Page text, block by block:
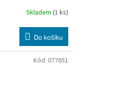
R
M
A
Skladem (1 ks)
Do košíku
Kód: 077651